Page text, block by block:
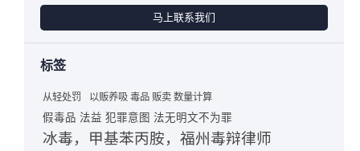
马上联系我们
标签
从轻处罚 以贩养吸 毒品 贩卖 数量计算
假毒品 法益 犯罪意图 法无明文不为罪
冰毒，甲基苯丙胺，福州毒辩律师